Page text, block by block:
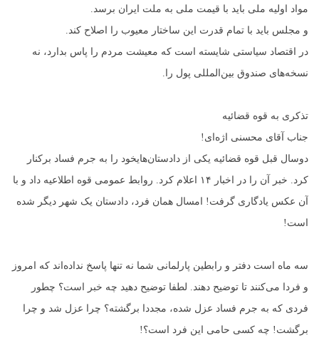
مواد اولیه ملی باید با قیمت ملی به ملت ایران برسد.
و مجلس باید با تمام قدرت این ساختار معیوب را اصلاح کند.
در اقتصاد سیاستی شایسته است که معیشت مردم را پاس بدارد، نه
نسخه‌های صندوق بین‌المللی پول را.
تذکری به قوه قضائیه
جناب آقای محسنی اژه‌ای!
دوسال قبل قوه قضائیه یکی از دادستان‌هایخود را به جرم فساد برکنار
کرد. خبر آن را در اخبار ۱۴ اعلام کرد. روابط عمومی قوه اطلاعیه داد و با
آن عکس یادگاری گرفت! امسال همان فرد، دادستان یک شهر دیگر شده
است!
سه ماه است دفتر و رابطین پارلمانی شما نه تنها پاسخ نداده‌اند که امروز
و فردا می‌کنند تا توضیح دهند. لطفا توضیح دهید چه خبر است؟ چطور
فردی که به جرم فساد عزل شده، مجددا برگشته؟ چرا عزل شد و چرا
برگشت! چه کسی حامی این فرد است؟!